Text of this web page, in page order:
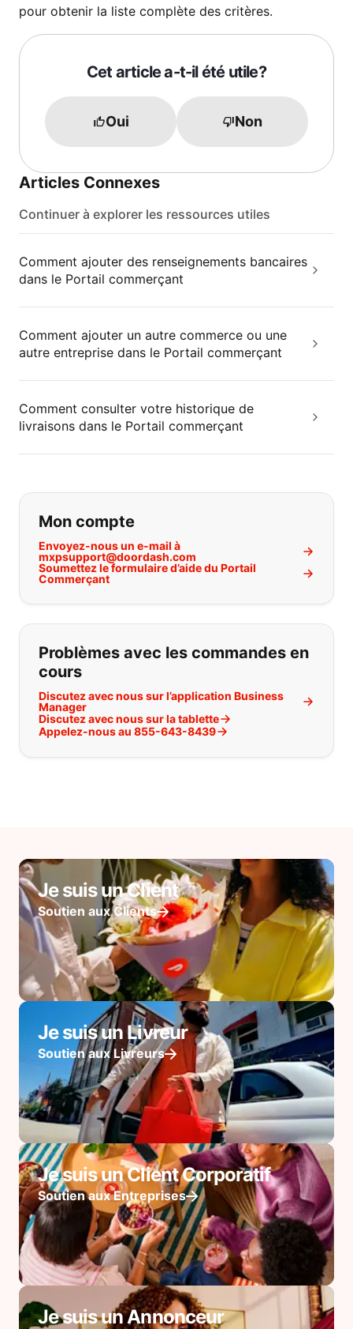
pour obtenir la liste complète des critères.
Cet article a-t-il été utile?
Oui Non
Articles Connexes
Continuer à explorer les ressources utiles
Comment ajouter des renseignements bancaires
dans le Portail commerçant
Comment ajouter un autre commerce ou une
autre entreprise dans le Portail commerçant
Comment consulter votre historique de
livraisons dans le Portail commerçant
Si vous ne trouvez pas ce que vous
Mon compte
Envoyez-nous un e-mail à
mxpsupport@doordash.com
Soumettez le formulaire d’aide du Portail
Commerçant
Problèmes avec les commandes en
cours
Discutez avec nous sur l’application Business
Manager
Discutez avec nous sur la tablette
Appelez-nous au 855-643-8439
Je suis un Client
Soutien aux Clients
Je suis un Livreur
Soutien aux Livreurs
Je suis un Client Corporatif
Soutien aux Entreprises
Je suis un Annonceur